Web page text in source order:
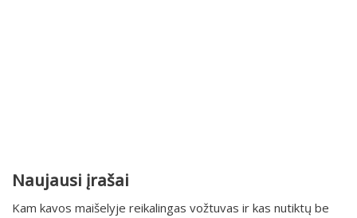
Naujausi įrašai
Kam kavos maišelyje reikalingas vožtuvas ir kas nutiktų be